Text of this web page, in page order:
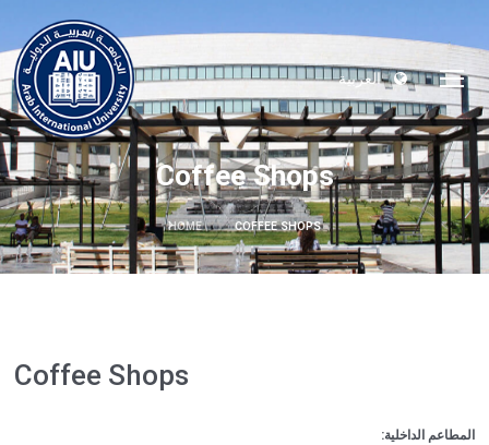
العربية
Coffee Shops
HOME COFFEE SHOPS
Coffee Shops
المطاعم الداخلية: